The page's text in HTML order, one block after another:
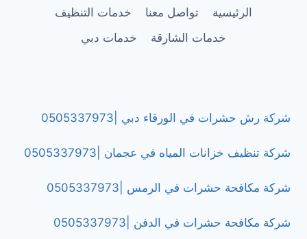
|0505337973
الرئيسية تواصل معنا
خدمات التنظيف
خدمات الشارقة
خدمات دبي
شركة رش حشرات في الورقاء دبي |0505337973
شركة تنظيف خزانات المياه في عجمان |0505337973
شركة مكافحة حشرات في الرمس |0505337973
شركة مكافحة حشرات في الدفن |0505337973